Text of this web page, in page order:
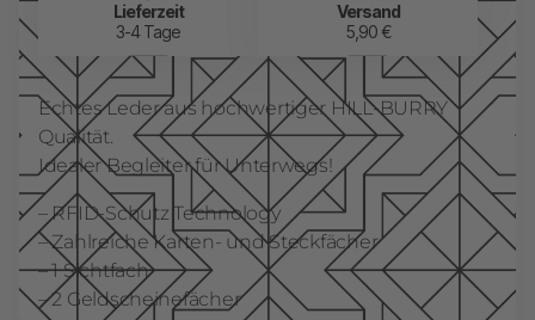
Lieferzeit
3-4 Tage
Versand
5,90 €
Echtes Leder aus hochwertiger HILL-BURRY
Qualität.
Idealer Begleiter für Unterwegs!
– RFID-Schutz Technology
– Zahlreiche Karten- und Steckfächer
– 1 Sichtfach
– 2 Geldscheinefächer